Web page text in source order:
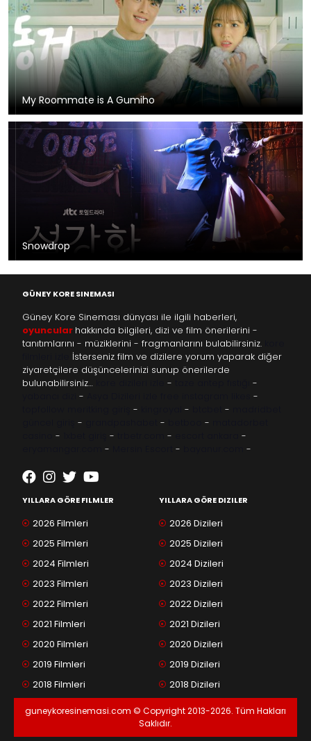
My Roommate is A Gumiho
Snowdrop
GÜNEY KORE SINEMASI
Güney Kore Sineması dünyası ile ilgili haberleri,
oyuncular hakkında bilgileri, dizi ve film önerilerini -
tanıtımlarını - müziklerini - fragmanlarını bulabilirsiniz.
İsterseniz film ve dizilere yorum yaparak diğer
ziyaretçilere düşüncelerinizi sunup önerilerde
bulunabilirsiniz…
-
-
-
-
- - -
- - -
- - -
-
- - -
YILLARA GÖRE FILMLER
2026 Filmleri
2025 Filmleri
2024 Filmleri
2023 Filmleri
2022 Filmleri
2021 Filmleri
2020 Filmleri
2019 Filmleri
2018 Filmleri
YILLARA GÖRE DIZILER
2026 Dizileri
2025 Dizileri
2024 Dizileri
2023 Dizileri
2022 Dizileri
2021 Dizileri
2020 Dizileri
2019 Dizileri
2018 Dizileri
guneykoresinemasi.com © Copyright 2013-2026. Tüm Hakları
Saklıdır.